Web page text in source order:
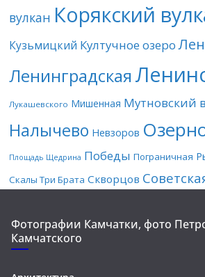
вулкан Корякский
Кузьмицкий Култучное озеро
Ленинградская
Лукашевского Мишенная Мутновский
Налычево Невзоров
Площадь Щедрина Победы Пограничная
Скалы Три Брата Скворцов
Фотографии Камчатки, фото
Камчатского